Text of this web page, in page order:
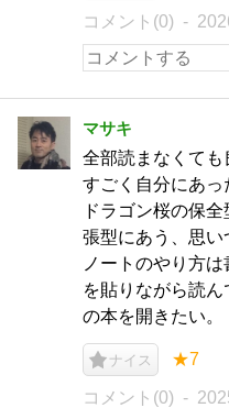
コメント(0)
マサキ
全部読まなくて
すごく自分にあっ
ドラゴン桜の保
張型にあう、思
ノートのやり方
を貼りながら読
の本を開きたい。
ナイス ★7
コメント(0)